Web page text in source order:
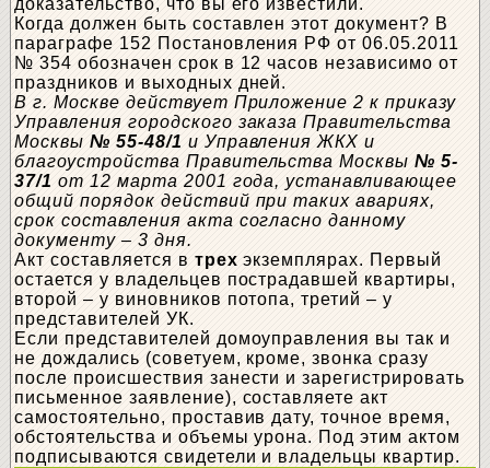
доказательство, что вы его известили.
Когда должен быть составлен этот документ? В
параграфе 152 Постановления РФ от 06.05.2011
№ 354 обозначен срок в 12 часов независимо от
праздников и выходных дней.
В г. Москве действует Приложение 2 к приказу
Управления городского заказа Правительства
Москвы№ 55-48/1 и Управления ЖКХ и
благоустройства Правительства Москвы № 5-
37/1 от 12 марта 2001 года, устанавливающее
общий порядок действий при таких авариях,
срок составления акта согласно данному
документу – 3 дня.
Акт составляется в трех экземплярах. Первый
остается у владельцев пострадавшей квартиры,
второй – у виновников потопа, третий – у
представителей УК.
Если представителей домоуправления вы так и
не дождались (советуем, кроме, звонка сразу
после происшествия занести и зарегистрировать
письменное заявление), составляете акт
самостоятельно, проставив дату, точное время,
обстоятельства и объемы урона. Под этим актом
подписываются свидетели и владельцы квартир.